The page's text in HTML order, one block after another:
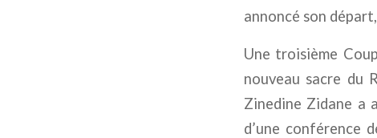
annoncé son
Une troisième
nouveau sacre du
Zinedine Zidane a
d’une conférence